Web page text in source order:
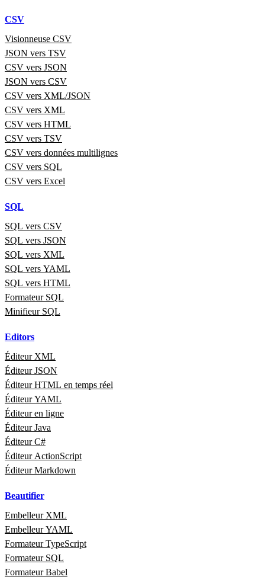
CSV
Visionneuse CSV
JSON vers TSV
CSV vers JSON
JSON vers CSV
CSV vers XML/JSON
CSV vers XML
CSV vers HTML
CSV vers TSV
CSV vers données multilignes
CSV vers SQL
CSV vers Excel
SQL
SQL vers CSV
SQL vers JSON
SQL vers XML
SQL vers YAML
SQL vers HTML
Formateur SQL
Minifieur SQL
Editors
Éditeur XML
Éditeur JSON
Éditeur HTML en temps réel
Éditeur YAML
Éditeur en ligne
Éditeur Java
Éditeur C#
Éditeur ActionScript
Éditeur Markdown
Beautifier
Embelleur XML
Embelleur YAML
Formateur TypeScript
Formateur SQL
Formateur Babel